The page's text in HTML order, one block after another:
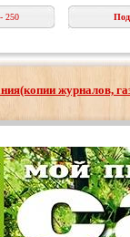
250
журналов,